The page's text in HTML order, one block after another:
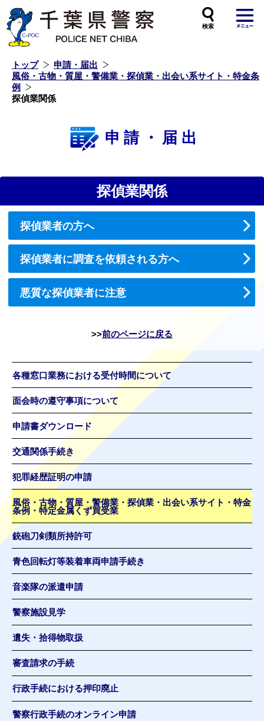
トップ
申請・届出
風俗・古物・質屋・警備業・探偵業・出会い系サイト・特金条
例
探偵業関係
申請・届出
探偵業関係
探偵業者の方へ
探偵業者に調査を依頼される方へ
悪質な探偵業者に注意
前のページに戻る
各種窓口業務における受付時間について
面会時の遵守事項について
申請書ダウンロード
交通関係手続き
犯罪経歴証明の申請
風俗・古物・質屋・警備業・探偵業・出会い系サイト・特金
条例・特定金属くず買受業
銃砲刀剣類所持許可
青色回転灯等装着車両申請手続き
音楽隊の派遣申請
警察施設見学
遺失・拾得物取扱
審査請求の手続
行政手続における押印廃止
警察行政手続のオンライン申請